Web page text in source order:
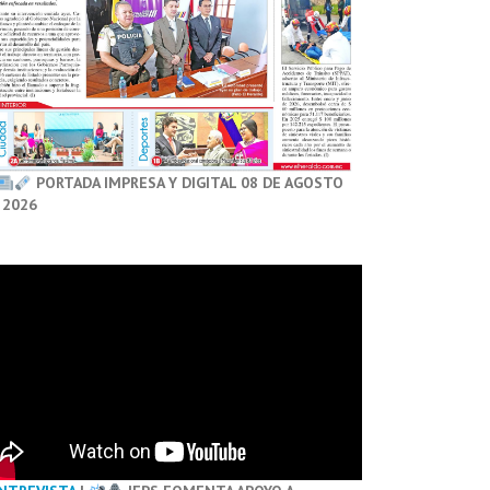
PORTADA IMPRESA Y DIGITAL 08 DE AGOSTO
2026